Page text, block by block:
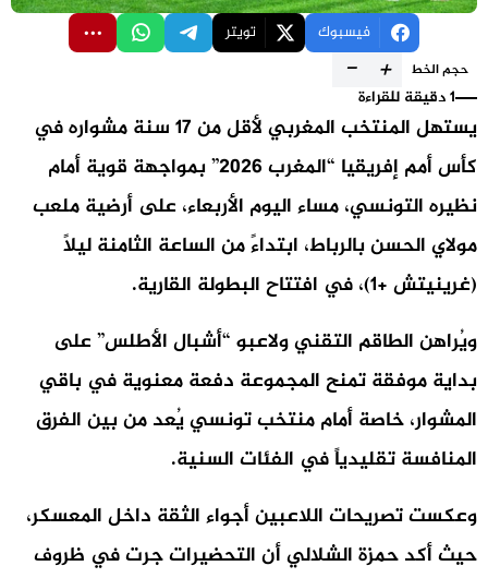
فيسبوك تويتر
حجم الخط +
-
1 دقيقة للقراءة
يستهل المنتخب المغربي لأقل من 17 سنة مشواره في
كأس أمم إفريقيا “المغرب 2026” بمواجهة قوية أمام
نظيره التونسي، مساء اليوم الأربعاء، على أرضية ملعب
مولاي الحسن بالرباط، ابتداءً من الساعة الثامنة ليلاً
(غرينيتش +1)، في افتتاح البطولة القارية.
ويُراهن الطاقم التقني ولاعبو “أشبال الأطلس” على
بداية موفقة تمنح المجموعة دفعة معنوية في باقي
المشوار، خاصة أمام منتخب تونسي يُعد من بين الفرق
المنافسة تقليدياً في الفئات السنية.
وعكست تصريحات اللاعبين أجواء الثقة داخل المعسكر،
حيث أكد حمزة الشلالي أن التحضيرات جرت في ظروف